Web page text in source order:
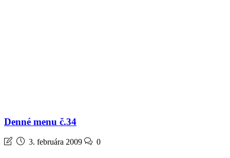
Denné menu č.34
3. februára 2009 0